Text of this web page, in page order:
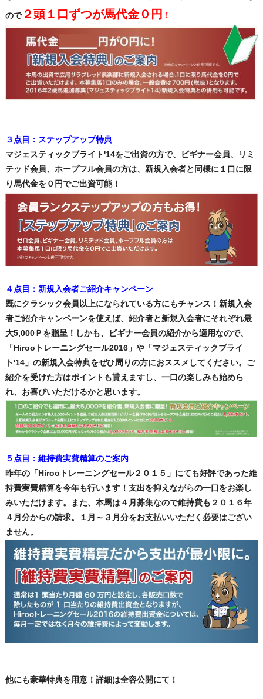
ので２頭１口ずつが馬代金０円 ！
３点目：ステップアップ特典
マジェスティックブライト'14をご出資の方で、ビギナー会員、リミ
テッド会員、ホープフル会員の方は、新規入会者と同様に１口に限
り馬代金を０円でご出資可能！
４点目：新規入会者ご紹介キャンペーン
既にクラシック会員以上になられている方にもチャンス！新規入会
者ご紹介キャンペーンを使えば、紹介者と新規入会者にそれぞれ最
大5,000Ｐを贈呈！しかも、ビギナー会員の紹介から適用なので、
「Hirooトレーニングセール2016」や「マジェスティックブライ
ト'14」の新規入会特典をぜひ周りの方におススメしてください。ご
紹介を受けた方はポイントも貰えますし、一口の楽しみも始めら
れ、お喜びいただけるかと思います。
５点目：維持費実費精算のご案内
昨年の「Hirooトレーニングセール２０１５」にても好評であった維
持費実費精算を今年も行います！支出を抑えながらの一口をお楽し
みいただけます。また、本馬は４月募集なので維持費も２０１６年
４月分からの請求。１月～３月分をお支払いいただく必要はござい
ません。
他にも豪華特典を用意！詳細は全容公開にて！